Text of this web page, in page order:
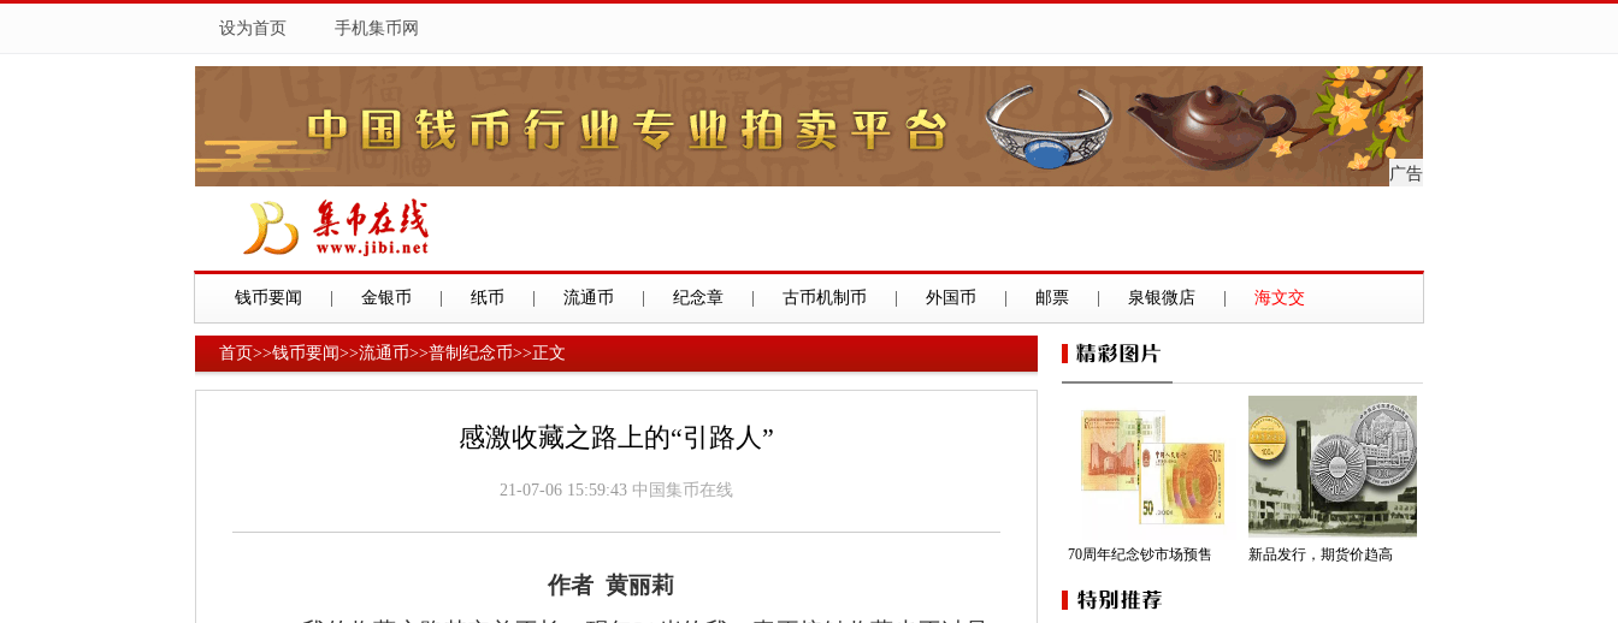
设为首页 手机集币网
广告
钱币要闻 金银币 纸币 流通币 纪念章 古币机制币 外国币 邮票 泉银微店 海文交
首页>>钱币要闻>>流通币>>普制纪念币>>正文
感激收藏之路上的“引路人”
21-07-06 15:59:43 中国集币在线
作者 黄丽莉
70周年纪念钞市场预售 新品发行，期货价趋高